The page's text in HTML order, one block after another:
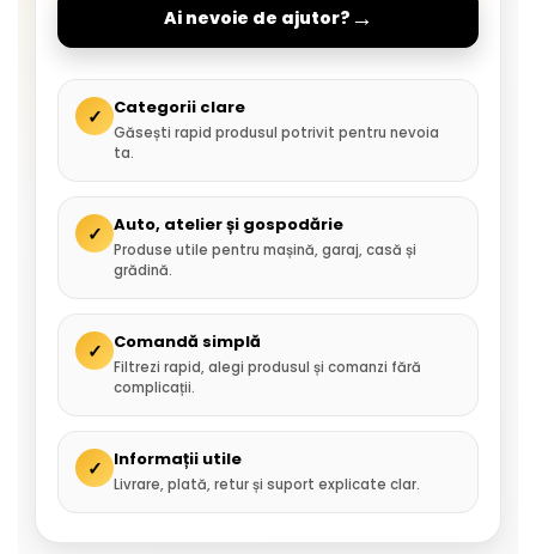
Ai nevoie de ajutor? →
✓ Categorii clare
Găsești rapid produsul potrivit pentru nevoia
ta.
✓ Auto, atelier și gospodărie
Produse utile pentru mașină, garaj, casă și
grădină.
✓ Comandă simplă
Filtrezi rapid, alegi produsul și comanzi fără
complicații.
✓ Informații utile
Livrare, plată, retur și suport explicate clar.